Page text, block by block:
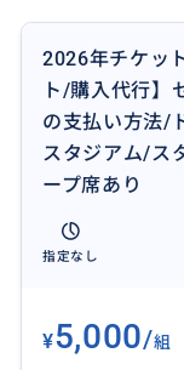
☆2026年のチケ
購入前・購入後
りますので、ご
●実際のチケッ
しますので予め
●チケットは全
2026年チケッ
ト/購入代行】
の支払い方法/
スタジアム/ス
ープ席あり
指定なし
¥5,000/組